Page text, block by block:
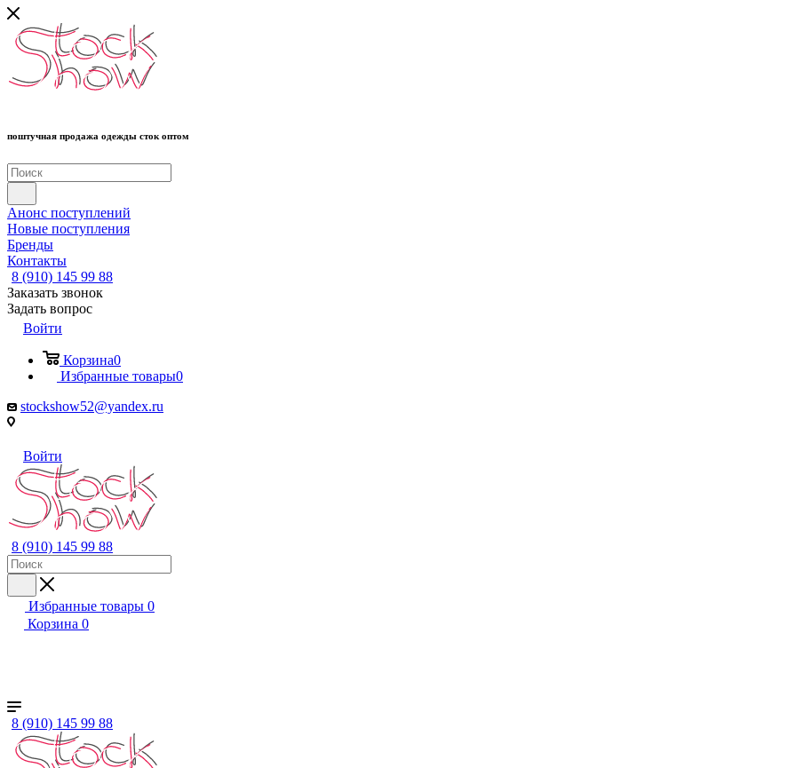
поштучная продажа одежды сток оптом
Анонс поступлений
Новые поступления
Бренды
Контакты
8 (910) 145 99 88
Заказать звонок
Задать вопрос
Войти
Корзина0
Избранные товары0
stockshow52@yandex.ru
Войти
8 (910) 145 99 88
Избранные товары 0
Корзина 0
8 (910) 145 99 88